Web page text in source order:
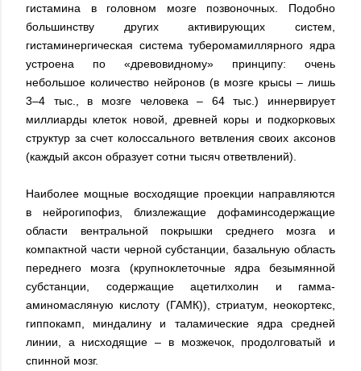
гистамина в головном мозге позвоночных. Подобно
большинству других активирующих систем,
гистаминергическая система туберомамиллярного ядра
устроена по «древовидному» принципу: очень
небольшое количество нейронов (в мозге крысы – лишь
3–4 тыс., в мозге человека – 64 тыс.) иннервирует
миллиарды клеток новой, древней коры и подкорковых
структур за счет колоссального ветвления своих аксонов
(каждый аксон образует сотни тысяч ответвлений).
Наиболее мощные восходящие проекции направляются
в нейрогипофиз, близлежащие дофаминсодержащие
области вентральной покрышки среднего мозга и
компактной части черной субстанции, базальную область
переднего мозга (крупноклеточные ядра безымянной
субстанции, содержащие ацетилхолин и гамма-
аминомасляную кислоту (ГАМК)), стриатум, неокортекс,
гиппокамп, миндалину и таламические ядра средней
линии, а нисходящие – в мозжечок, продолговатый и
спинной мозг.